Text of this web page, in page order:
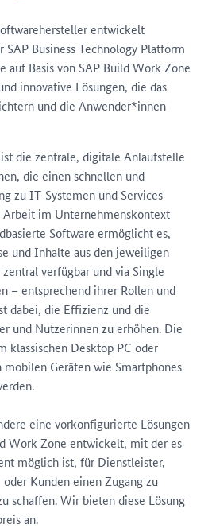
entwickelt
SAP Business Technology Platform
auf Basis von SAP Build Work Zone
innovative Lösungen, die das
und die Anwender*innen
die zentrale, digitale Anlaufstelle
die einen schnellen und
zu IT-Systemen und Services
im Unternehmenskontext
Software ermöglicht es,
und Inhalte aus den jeweiligen
verfügbar und via Single
– entsprechend ihrer Rollen und
dabei, die Effizienz und die
und Nutzerinnen zu erhöhen. Die
klassischen Desktop PC oder
mobilen Geräten wie Smartphones
eine vorkonfigurierte Lösungen
Work Zone entwickelt, mit der es
möglich ist, für Dienstleister,
Kunden einen Zugang zu
schaffen. Wir bieten diese Lösung
an.